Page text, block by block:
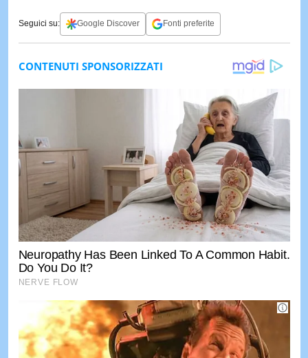
Seguici su: Google Discover Fonti preferite